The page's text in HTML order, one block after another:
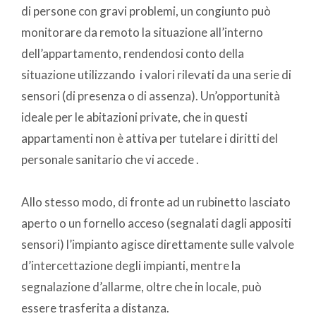
di persone con gravi problemi, un congiunto può
monitorare da remoto la situazione all’interno
dell’appartamento, rendendosi conto della
situazione utilizzando i valori rilevati da una serie di
sensori (di presenza o di assenza). Un’opportunità
ideale per le abitazioni private, che in questi
appartamenti non è attiva per tutelare i diritti del
personale sanitario che vi accede .
Allo stesso modo, di fronte ad un rubinetto lasciato
aperto o un fornello acceso (segnalati dagli appositi
sensori) l’impianto agisce direttamente sulle valvole
d’intercettazione degli impianti, mentre la
segnalazione d’allarme, oltre che in locale, può
essere trasferita a distanza.